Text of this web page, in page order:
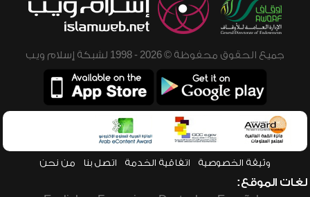
جميع الحقوق محفوظة © 2026 - 1998 لشبكة إسلام ويب
وثيقة الخصوصية اتفاقية الخدمة اتصل بنا من نحن
لغات الموقع: